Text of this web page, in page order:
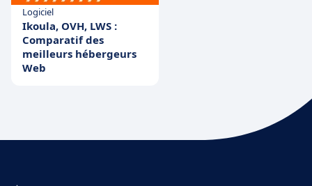
Logiciel
Ikoula, OVH, LWS :
Comparatif des
meilleurs hébergeurs
Web